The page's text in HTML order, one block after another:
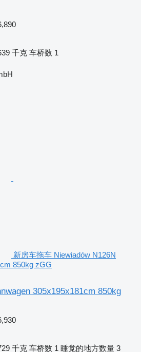
千克 车桥数 1
新房车拖车 Niewiadów N126N
850kg zGG
305x195x181cm 850kg
千克 车桥数 1 睡觉的地方数量 3